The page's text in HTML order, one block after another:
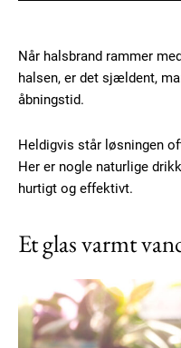
Når halsbrand rammer
halsen, er det sjældent,
åbningstid.
Heldigvis står løsningen
Her er nogle naturlige
hurtigt og effektivt.
Et glas varmt